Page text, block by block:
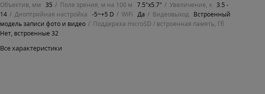
Объектив, мм
35 Поле зрения, м на 100 м 7.5°x5.7° Увеличение, х 3.5 -
14
Диоптрийная настройка -5~+5 D WiFi Да Видеовыход Встроенный
модель записи фото и видео
Поддержка microSD / встроенная память, Гб
Нет, встроенные 32
Все характеристики